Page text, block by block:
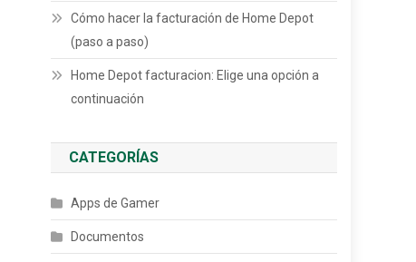
Cómo hacer la facturación de Home Depot
(paso a paso)
Home Depot facturacion: Elige una opción a
continuación
CATEGORÍAS
Apps de Gamer
Documentos